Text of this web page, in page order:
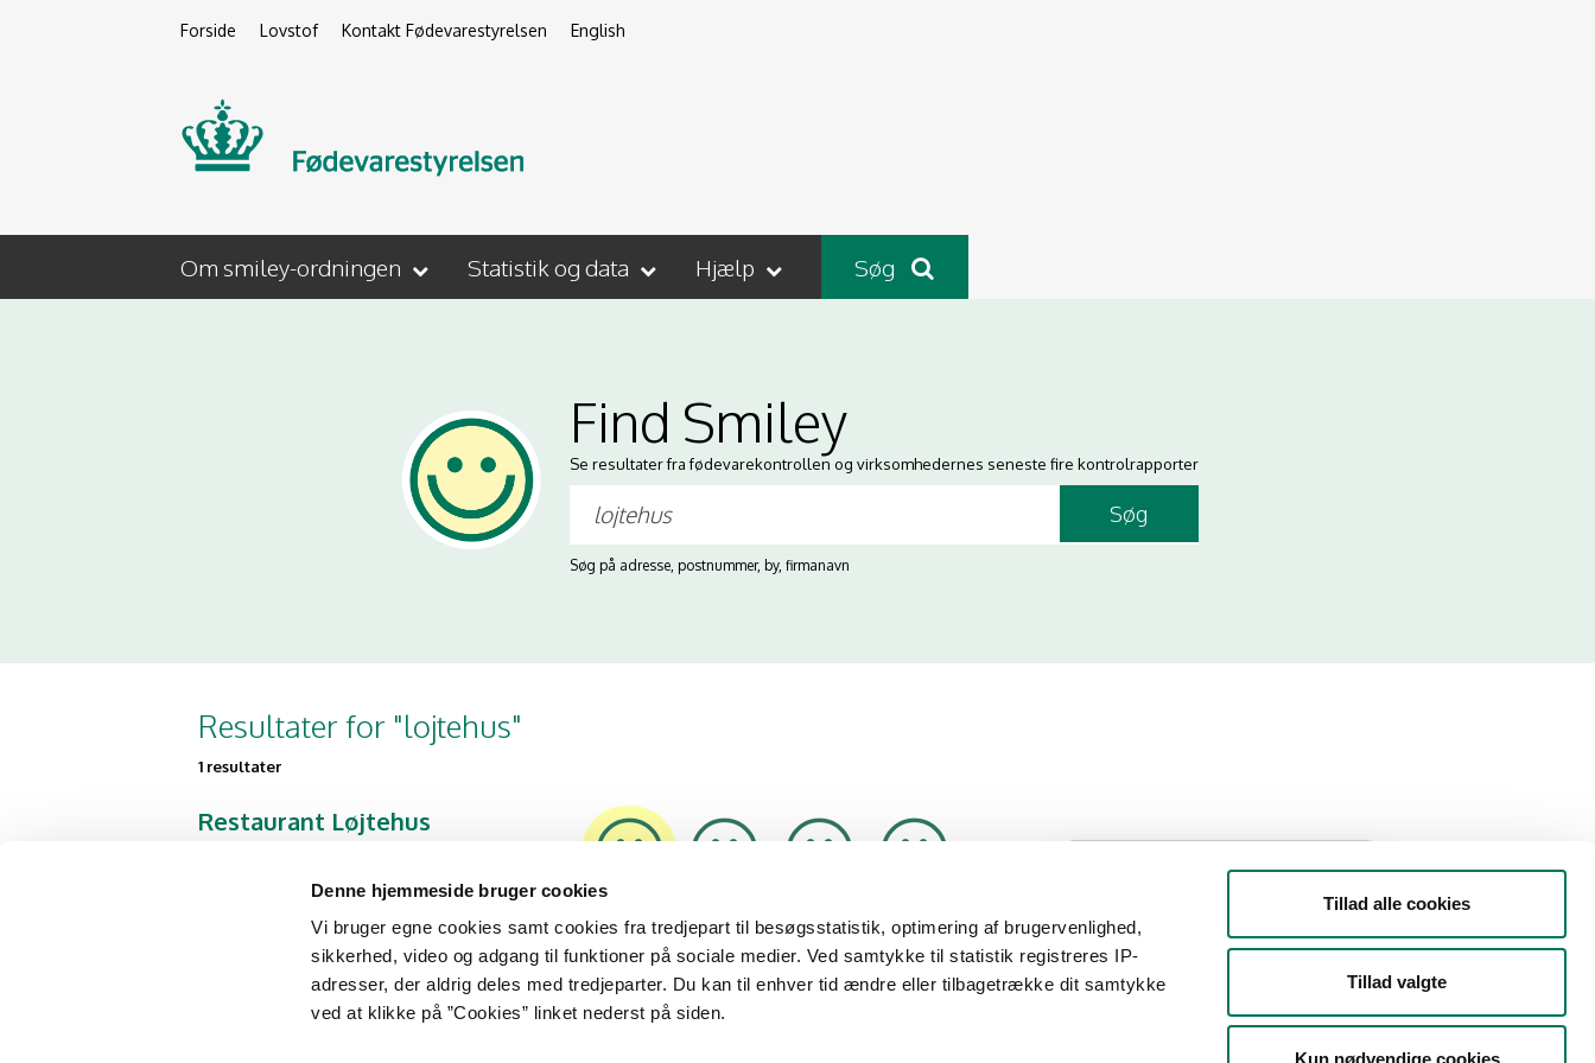
Denne hjemmeside bruger cookies
Vi bruger egne cookies samt cookies fra tredjepart til besøgsstatistik, optimering af brugervenlighed,
sikkerhed, video og adgang til funktioner på sociale medier. Ved samtykke til statistik registreres IP-
adresser, der aldrig deles med tredjeparter. Du kan til enhver tid ændre eller tilbagetrække dit samtykke
ved at klikke på ”Cookies” linket nederst på siden.
Tillad alle cookies
Tillad valgte
Kun nødvendige cookies
Forside Lovstof Kontakt Fødevarestyrelsen English
Om smiley-ordningen Statistik og data Hjælp Søg
Find Smiley
Se resultater fra fødevarekontrollen og virksomhedernes seneste fire kontrolrapporter
Søg
Søg på adresse, postnummer, by, firmanavn
Resultater for "lojtehus"
1 resultater
Restaurant Løjtehus
28/01/26
Filtrer din søgning
Smiley